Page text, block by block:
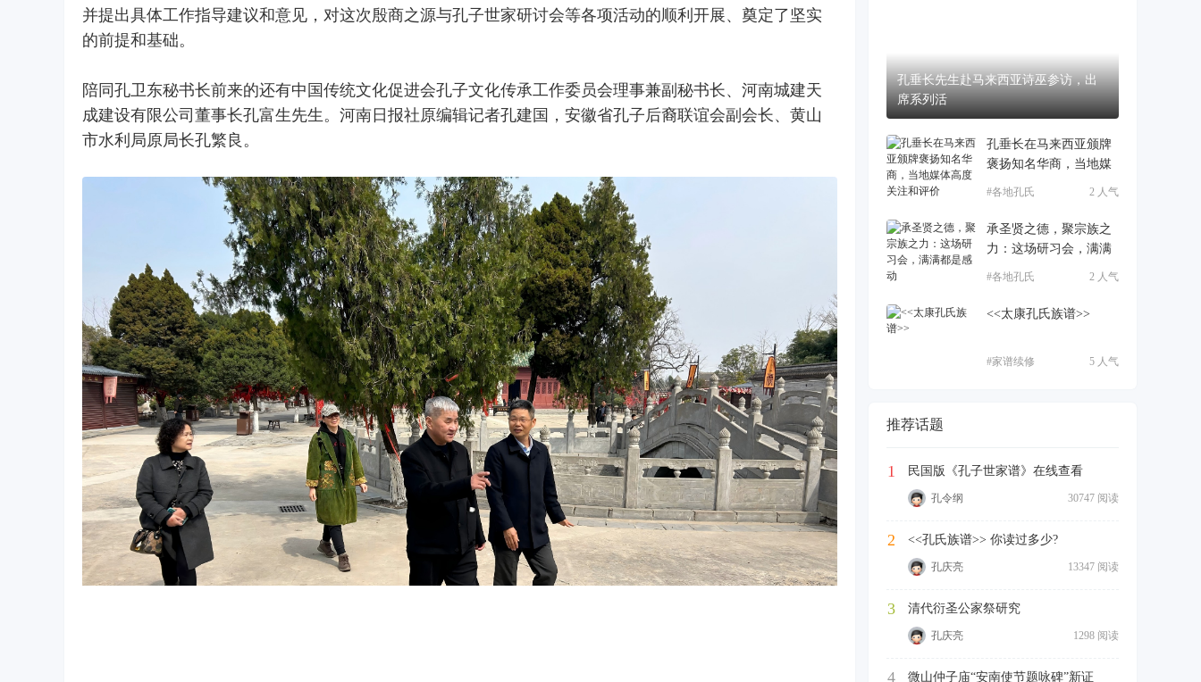
并提出具体工作指导建议和意见，对这次殷商之源与孔子世家研讨会等各项活动的顺利开展、奠定了坚实
的前提和基础。
陪同孔卫东秘书长前来的还有中国传统文化促进会孔子文化传承工作委员会理事兼副秘书长、河南城建天
成建设有限公司董事长孔富生先生。河南日报社原编辑记者孔建国，安徽省孔子后裔联谊会副会长、黄山
市水利局原局长孔繁良。
孔垂长先生赴马来西亚诗巫参访，出
席系列活
孔垂长在马来西亚颁牌
褒扬知名华商，当地媒
2 人气
#各地孔氏
承圣贤之德，聚宗族之
力：这场研习会，满满
2 人气
#各地孔氏
<<太康孔氏族谱>>
5 人气
#家谱续修
推荐话题
1 民国版《孔子世家谱》在线查看
30747 阅读
孔令纲
2 <<孔氏族谱>> 你读过多少?
13347 阅读
孔庆亮
3 清代衍圣公家祭研究
1298 阅读
孔庆亮
4 微山仲子庙“安南使节题咏碑”新证